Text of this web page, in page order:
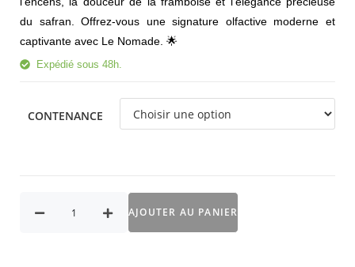
du safran. Offrez-vous une signature olfactive moderne et
captivante avec Le Nomade. 🌟
Expédié sous 48h.
CONTENANCE
AJOUTER AU PANIER